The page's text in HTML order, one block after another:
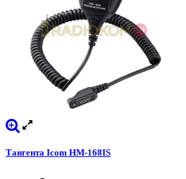
Тангента Icom HM-168IS